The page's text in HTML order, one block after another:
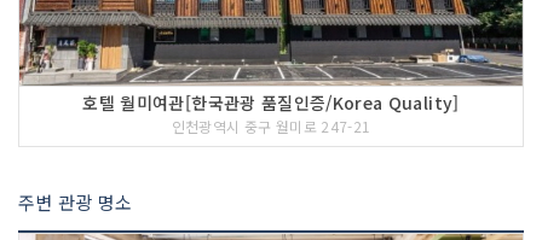
호텔 월미여관[한국관광 품질인증/Korea Quality]
인천광역시 중구 월미로 247-21
주변 관광 명소